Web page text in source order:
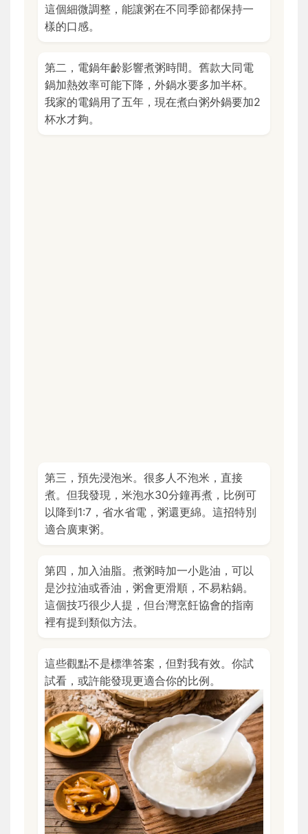
這個細微調整，能讓粥在不同季節都保持一
樣的口感。
第二，電鍋年齡影響煮粥時間。舊款大同電
鍋加熱效率可能下降，外鍋水要多加半杯。
我家的電鍋用了五年，現在煮白粥外鍋要加2
杯水才夠。
第三，預先浸泡米。很多人不泡米，直接
煮。但我發現，米泡水30分鐘再煮，比例可
以降到1:7，省水省電，粥還更綿。這招特別
適合廣東粥。
第四，加入油脂。煮粥時加一小匙油，可以
是沙拉油或香油，粥會更滑順，不易粘鍋。
這個技巧很少人提，但台灣烹飪協會的指南
裡有提到類似方法。
這些觀點不是標準答案，但對我有效。你試
試看，或許能發現更適合你的比例。